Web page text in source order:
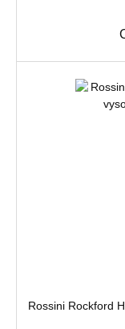
Rossini Rockford